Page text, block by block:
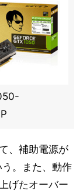
、補助電源が
。また、動作
げたオーバー